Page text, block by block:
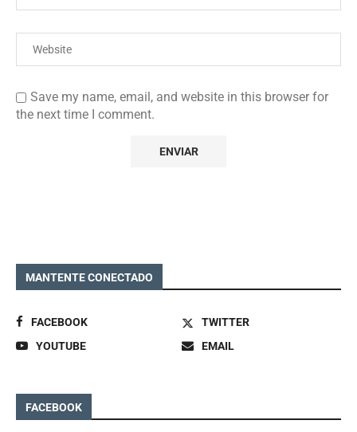
Save my name, email, and website in this browser for
the next time I comment.
MANTENTE CONECTADO
FACEBOOK
TWITTER
YOUTUBE
EMAIL
FACEBOOK